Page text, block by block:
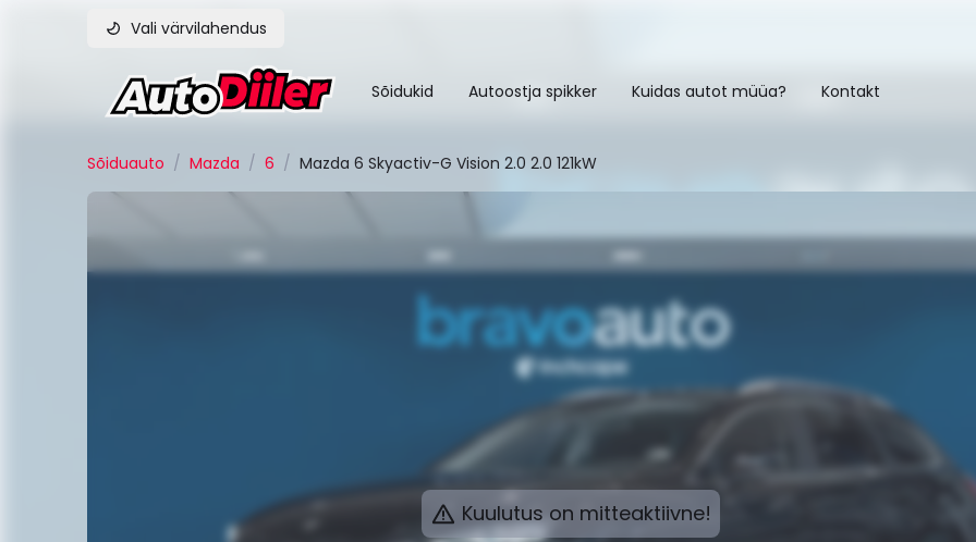
Vali värvilahendus
Sõidukid Autoostja spikker Kuidas autot müüa? Kontakt
Sõiduauto / Mazda / 6 / Mazda 6 Skyactiv-G Vision 2.0 2.0 121kW
Kuulutus on mitteaktiivne!